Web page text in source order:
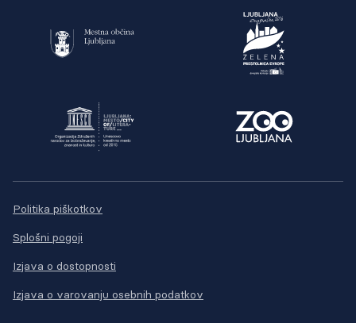
Politika piškotkov
Splošni pogoji
Izjava o dostopnosti
Izjava o varovanju osebnih podatkov